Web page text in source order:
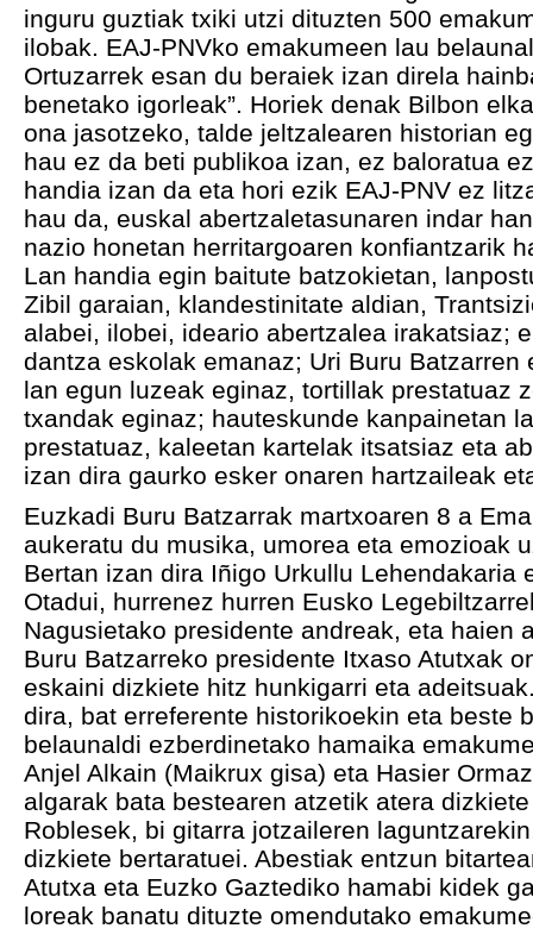
inguru guztiak txiki utzi dituzten 500
ilobak. EAJ-PNVko emakumeen lau
Ortuzarrek esan du beraiek izan direla
benetako igorleak”. Horiek denak Bilbon
ona jasotzeko, talde jeltzalearen historian
hau ez da beti publikoa izan, ez baloratua
handia izan da eta hori ezik EAJ-PNV ez
hau da, euskal abertzaletasunaren indar
nazio honetan herritargoaren konfiantzarik
Lan handia egin baitute batzokietan,
Zibil garaian, klandestinitate aldian,
alabei, ilobei, ideario abertzalea irakatsiaz;
dantza eskolak emanaz; Uri Buru
lan egun luzeak eginaz, tortillak prestatuaz
txandak eginaz; hauteskunde kanpainetan
prestatuaz, kaleetan kartelak itsatsiaz eta
izan dira gaurko esker onaren hartzaileak
Euzkadi Buru Batzarrak martxoaren 8 a
aukeratu du musika, umorea eta emozioak
Bertan izan dira Iñigo Urkullu Lehendakaria
Otadui, hurrenez hurren Eusko
Nagusietako presidente andreak, eta haien
Buru Batzarreko presidente Itxaso Atutxak
eskaini dizkiete hitz hunkigarri eta
dira, bat erreferente historikoekin eta beste
belaunaldi ezberdinetako hamaika
Anjel Alkain (Maikrux gisa) eta Hasier
algarak bata bestearen atzetik atera
Roblesek, bi gitarra jotzaileren
dizkiete bertaratuei. Abestiak entzun
Atutxa eta Euzko Gaztediko hamabi kidek
loreak banatu dituzte omendutako